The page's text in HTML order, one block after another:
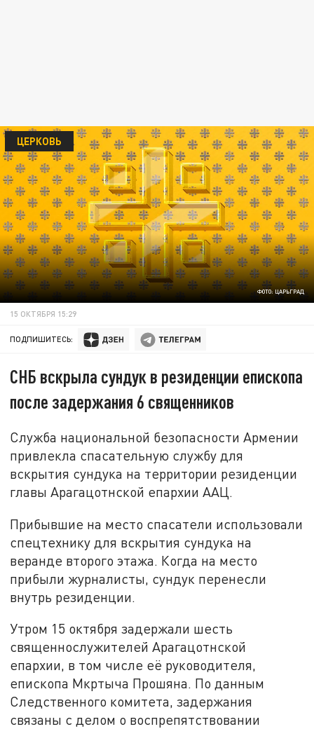
ФОТО: ЦАРЬГРАД
ЦЕРКОВЬ
15 ОКТЯБРЯ 15:29
ПОДПИШИТЕСЬ:
СНБ вскрыла сундук в резиденции епископа
после задержания 6 священников
Служба национальной безопасности Армении
привлекла спасательную службу для
вскрытия сундука на территории резиденции
главы Арагацотнской епархии ААЦ.
Прибывшие на место спасатели использовали
спецтехнику для вскрытия сундука на
веранде второго этажа. Когда на место
прибыли журналисты, сундук перенесли
внутрь резиденции.
Утром 15 октября задержали шесть
священнослужителей Арагацотнской
епархии, в том числе её руководителя,
епископа Мкртыча Прошяна. По данным
Следственного комитета, задержания
связаны с делом о воспрепятствовании